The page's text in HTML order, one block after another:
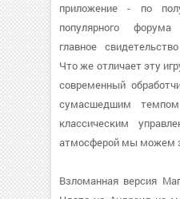
приложение - по
популярного
главное
Что же отличает эту
современный
сумасшедшим
классическим
атмосферой мы можем
Взломанная версия